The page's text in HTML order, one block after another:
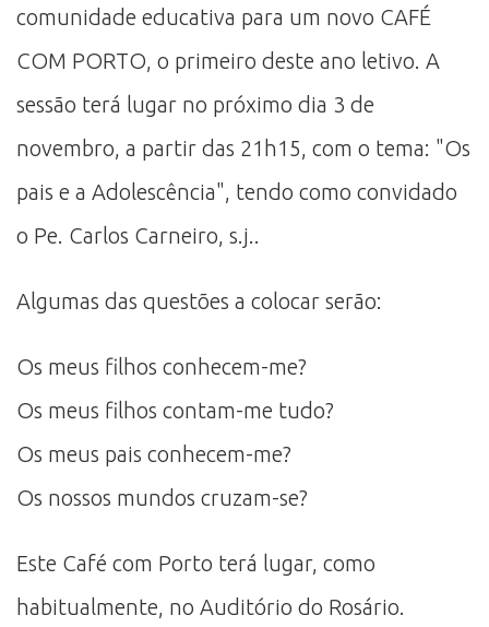
comunidade educativa para um novo CAFÉ
COM PORTO, o primeiro deste ano letivo. A
sessão terá lugar no próximo dia 3 de
novembro, a partir das 21h15, com o tema: "Os
pais e a Adolescência", tendo como convidado
o Pe. Carlos Carneiro, s.j..
Algumas das questões a colocar serão:
Os meus filhos conhecem-me?
Os meus filhos contam-me tudo?
Os meus pais conhecem-me?
Os nossos mundos cruzam-se?
Este Café com Porto terá lugar, como
habitualmente, no Auditório do Rosário.